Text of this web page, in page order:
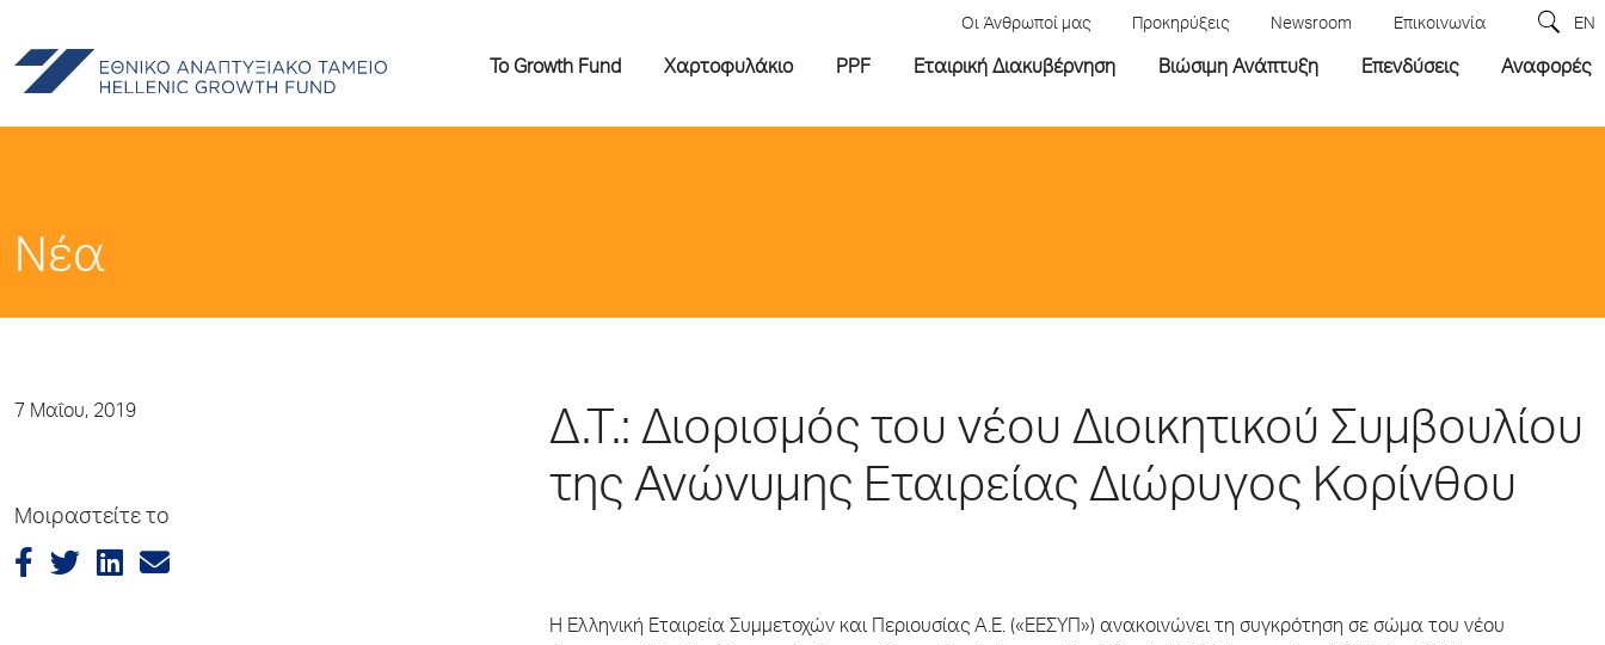
Οι Άνθρωποί μας Προκηρύξεις Newsroom Επικοινωνία EN
Το Growth Fund Χαρτοφυλάκιο PPF Εταιρική Διακυβέρνηση Βιώσιμη Ανάπτυξη Επενδύσεις Αναφορές
Νέα
7 Μαΐου, 2019
Μοιραστείτε το
Δ.Τ.: Διορισμός του νέου Διοικητικού Συμβουλίου
της Ανώνυμης Εταιρείας Διώρυγoς Κορίνθου
Η Ελληνική Εταιρεία Συμμετοχών και Περιουσίας Α.Ε. («ΕΕΣΥΠ») ανακοινώνει τη συγκρότηση σε σώμα του νέου